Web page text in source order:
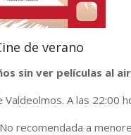
de verano
sin ver películas al
A las 22:00
recomendada a